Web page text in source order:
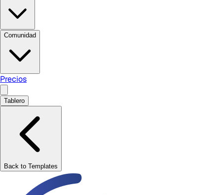
Comunidad
Precios
Tablero
Back to Templates